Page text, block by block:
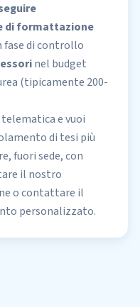
di formattazione
di controllo
nel budget
(tipicamente 200-
e vuoi
di tesi più
fuori sede, con
il nostro
o contattare il
personalizzato.